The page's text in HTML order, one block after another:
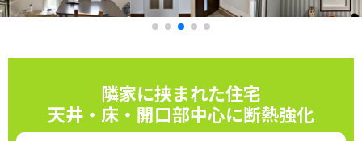
隣家に挟まれた住宅
天井・床・開口部中心に断熱強化